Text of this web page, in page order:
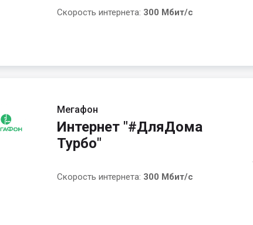
Скорость интернета: 300 Мбит/с
Мегафон
Интернет "#ДляДома
Турбо"
Скорость интернета: 300 Мбит/с